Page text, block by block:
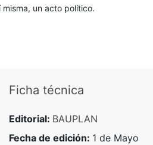
misma, un acto político.
Ficha técnica
Editorial: BAUPLAN
Fecha de edición: 1 de Mayo